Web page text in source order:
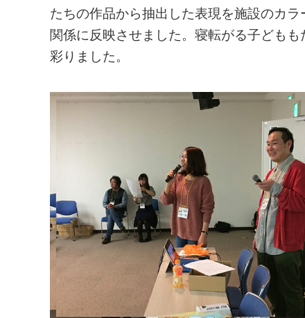
たちの作品から抽出した表現を施設のカ
関係に反映させました。寝転がる子ども
彩りました。